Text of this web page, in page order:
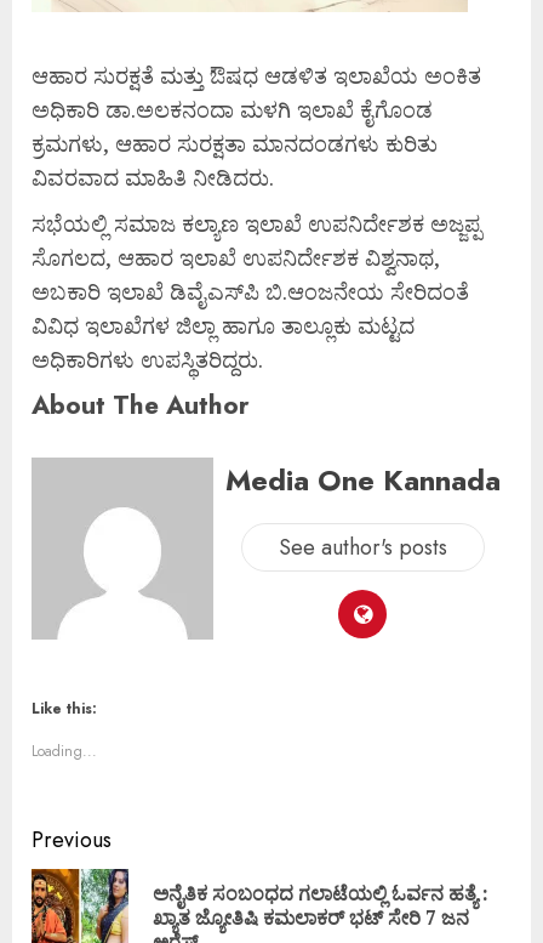
ಆಹಾರ ಸುರಕ್ಷತೆ ಮತ್ತು ಔಷಧ ಆಡಳಿತ ಇಲಾಖೆಯ ಅಂಕಿತ
ಅಧಿಕಾರಿ ಡಾ.ಅಲಕನಂದಾ ಮಳಗಿ ಇಲಾಖೆ ಕೈಗೊಂಡ
ಕ್ರಮಗಳು, ಆಹಾರ ಸುರಕ್ಷತಾ ಮಾನದಂಡಗಳು ಕುರಿತು
ವಿವರವಾದ ಮಾಹಿತಿ ನೀಡಿದರು.
ಸಭೆಯಲ್ಲಿ ಸಮಾಜ ಕಲ್ಯಾಣ ಇಲಾಖೆ ಉಪನಿರ್ದೇಶಕ ಅಜ್ಜಪ್ಪ
ಸೊಗಲದ, ಆಹಾರ ಇಲಾಖೆ ಉಪನಿರ್ದೇಶಕ ವಿಶ್ವನಾಥ,
ಅಬಕಾರಿ ಇಲಾಖೆ ಡಿವೈಎಸ್‌ಪಿ ಬಿ.ಆಂಜನೇಯ ಸೇರಿದಂತೆ
ವಿವಿಧ ಇಲಾಖೆಗಳ ಜಿಲ್ಲಾ ಹಾಗೂ ತಾಲ್ಲೂಕು ಮಟ್ಟದ
ಅಧಿಕಾರಿಗಳು ಉಪಸ್ಥಿತರಿದ್ದರು.
About The Author
Media One Kannada
See author's posts
Like this:
Loading...
Previous
ಅನೈತಿಕ ಸಂಬಂಧದ ಗಲಾಟೆಯಲ್ಲಿ ಓರ್ವನ ಹತ್ಯೆ :
ಖ್ಯಾತ ಜ್ಯೋತಿಷಿ ಕಮಲಾಕರ್ ಭಟ್ ಸೇರಿ 7 ಜನ